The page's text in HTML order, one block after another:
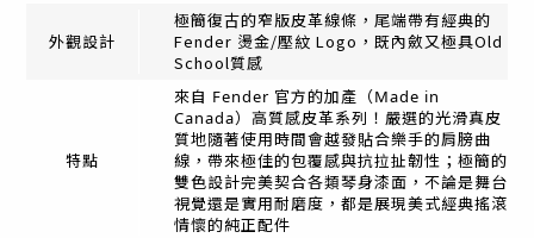
外觀設計
極簡復古的窄版皮革線條，尾端帶有經典的
Fender 燙金/壓紋 Logo，既內斂又極具Old
School質感
特點
來自 Fender 官方的加產（Made in
Canada）高質感皮革系列！嚴選的光滑真皮
質地隨著使用時間會越發貼合樂手的肩膀曲
線，帶來極佳的包覆感與抗拉扯韌性；極簡的
雙色設計完美契合各類琴身漆面，不論是舞台
視覺還是實用耐磨度，都是展現美式經典搖滾
情懷的純正配件